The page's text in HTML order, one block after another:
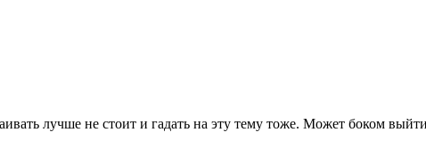
лучше не стоит и гадать на эту тему тоже. Может боком